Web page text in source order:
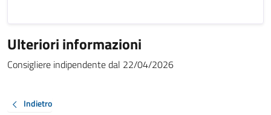
Ulteriori informazioni
Consigliere indipendente dal 22/04/2026
Indietro